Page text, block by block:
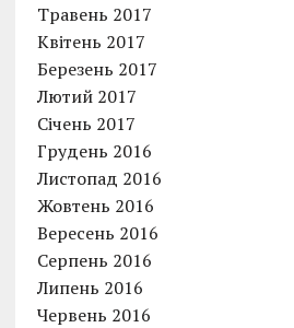
Травень 2017
Квітень 2017
Березень 2017
Лютий 2017
Січень 2017
Грудень 2016
Листопад 2016
Жовтень 2016
Вересень 2016
Серпень 2016
Липень 2016
Червень 2016